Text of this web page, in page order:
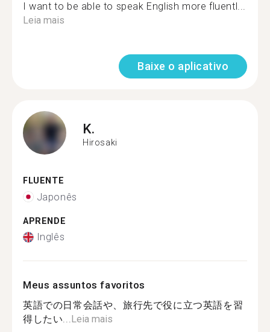
I want to be able to speak English more fluentl...
Leia mais
Baixe o aplicativo
K.
Hirosaki
FLUENTE
Japonês
APRENDE
Inglês
Meus assuntos favoritos
英語での日常会話や、旅行先で役に立つ英語を習
得したい...Leia mais